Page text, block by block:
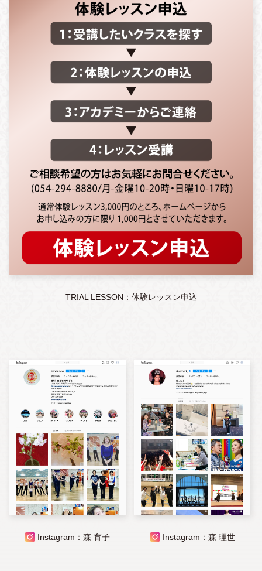
TRIAL LESSON：体験レッスン申込
Instagram：森 育子 Instagram：森 理世